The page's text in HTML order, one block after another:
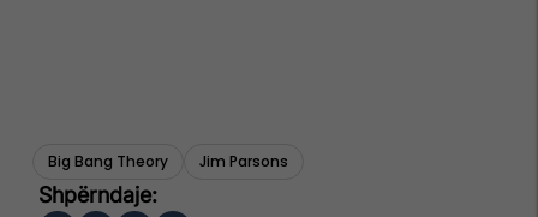
Big Bang Theory Jim Parsons